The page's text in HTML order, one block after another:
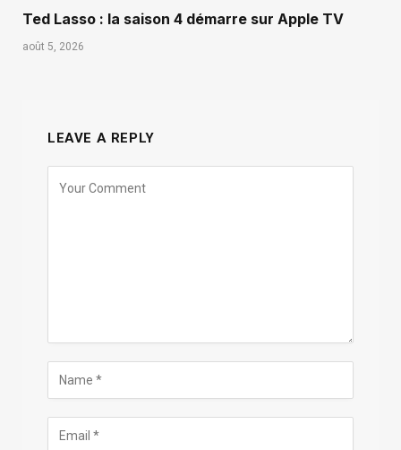
Ted Lasso : la saison 4 démarre sur Apple TV
août 5, 2026
LEAVE A REPLY